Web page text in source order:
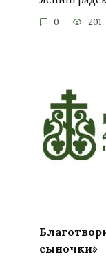
0 201
сыночки»